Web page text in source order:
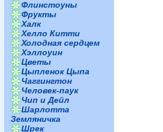
Флинстоуны
Фрукты
Халк
Хелло Китти
Холодная сердцем
Хэллоуин
Цветы
Цыпленок Цыпа
Чаггингтон
Человек-паук
Чип и Дейл
Шарлотта
Земляничка
Шрек